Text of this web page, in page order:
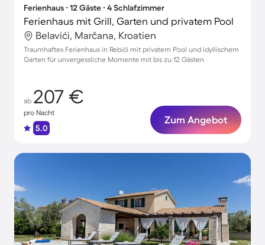
Ferienhaus ∙ 12 Gäste ∙ 4 Schlafzimmer
Ferienhaus mit Grill, Garten und privatem Pool
Belavići, Marčana, Kroatien
Traumhaftes Ferienhaus in Rebići mit privatem Pool und idyllischem
Garten für unvergessliche Momente mit bis zu 12 Gästen
ab 207 €
pro Nacht
5.0
Zum Angebot